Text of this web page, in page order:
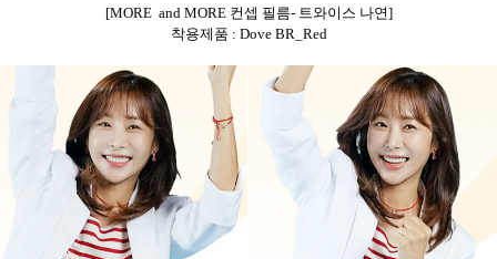
[MORE and MORE 컨셉 필름- 트와이스 나연]
착용제품 : Dove BR_Red